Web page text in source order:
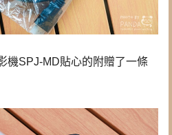
機SPJ-MD貼心的附贈了一條